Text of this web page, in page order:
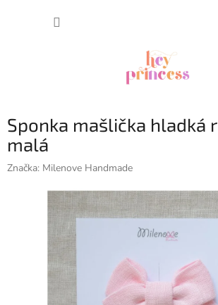
Sponka mašlička hladká
malá
Značka: Milenove Handmade